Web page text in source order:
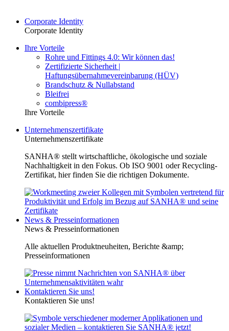
Corporate Identity
Corporate Identity
Ihre Vorteile
Rohre und Fittings 4.0: Wir können das!
Zertifizierte Sicherheit |
Haftungsübernahmevereinbarung (HÜV)
Brandschutz & Nullabstand
Bleifrei
combipress®
Ihre Vorteile
Unternehmenszertifikate
Unternehmenszertifikate
SANHA® stellt wirtschaftliche, ökologische und soziale
Nachhaltigkeit in den Fokus. Ob ISO 9001 oder Recycling-
Zertifikat, hier finden Sie die richtigen Dokumente.
News & Presseinformationen
News & Presseinformationen
Alle aktuellen Produktneuheiten, Berichte &amp;
Presseinformationen
Kontaktieren Sie uns!
Kontaktieren Sie uns!